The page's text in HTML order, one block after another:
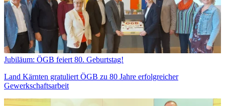
Jubiläum: ÖGB feiert 80. Geburtstag!
Land Kärnten gratuliert ÖGB zu 80 Jahre erfolgreicher
Gewerkschaftsarbeit